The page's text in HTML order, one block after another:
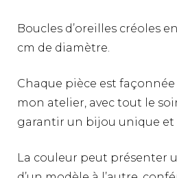
Boucles d’oreilles créoles en
cm de diamètre.
Chaque pièce est
mon atelier, avec tout le
garantir un bijou unique
La couleur peut présenter